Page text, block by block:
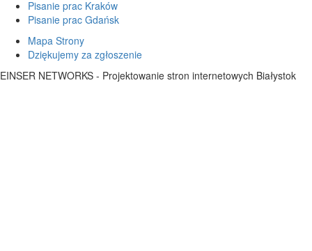
Pisanie prac Kraków
Pisanie prac Gdańsk
Mapa Strony
Dziękujemy za zgłoszenie
EINSER NETWORKS - Projektowanie stron internetowych Białystok